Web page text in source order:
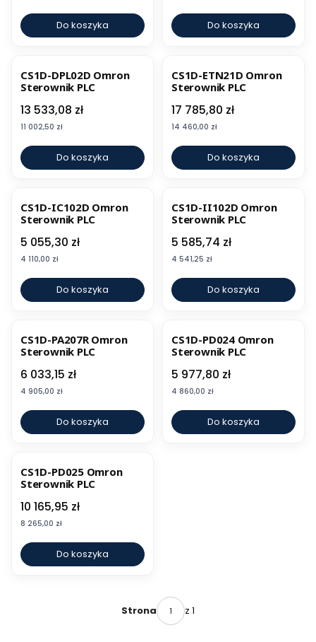
Do koszyka Do koszyka
CS1D-DPL02D Omron
Sterownik PLC
Cena
13 533,08 zł
Cena
11 002,50 zł
Do koszyka
CS1D-ETN21D Omron
Sterownik PLC
Cena
17 785,80 zł
Cena
14 460,00 zł
Do koszyka
CS1D-IC102D Omron
Sterownik PLC
Cena
5 055,30 zł
Cena
4 110,00 zł
Do koszyka
CS1D-II102D Omron
Sterownik PLC
Cena
5 585,74 zł
Cena
4 541,25 zł
Do koszyka
CS1D-PA207R Omron
Sterownik PLC
Cena
6 033,15 zł
Cena
4 905,00 zł
Do koszyka
CS1D-PD024 Omron
Sterownik PLC
Cena
5 977,80 zł
Cena
4 860,00 zł
Do koszyka
CS1D-PD025 Omron
Sterownik PLC
Cena
10 165,95 zł
Cena
8 265,00 zł
Do koszyka
Strona z 1